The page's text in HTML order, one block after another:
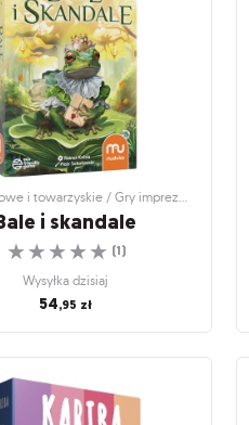
☆
☆
☆
☆
☆ (56)
Wysyłka dzisiaj
159,95zł 95,90zł
i skandale
☆
☆
☆
☆
☆ (1)
Wysyłka dzisiaj
54,95 zł
i skandale
status poprzez ostentacyjne